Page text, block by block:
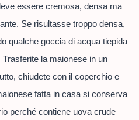
essere cremosa, densa ma
Se risultasse troppo densa,
qualche goccia di acqua tiepida
la maionese in un
chiudete con il coperchio e
fatta in casa si conserva
perché contiene uova crude